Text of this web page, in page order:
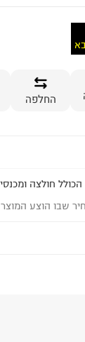
החלפה
חולצה
שבו הוצע
המתאימה לכם,